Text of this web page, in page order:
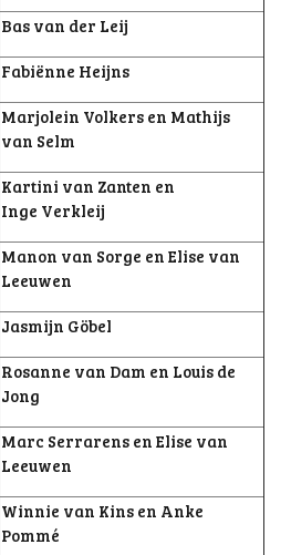
Bas van der Leij
Fabiënne Heijns
Marjolein Volkers en Mathijs
van Selm
Kartini van Zanten en
Inge Verkleij
Manon van Sorge en Elise van
Leeuwen
Jasmijn Göbel
Rosanne van Dam en Louis de
Jong
Marc Serrarens en Elise van
Leeuwen
Winnie van Kins en Anke
Pommé